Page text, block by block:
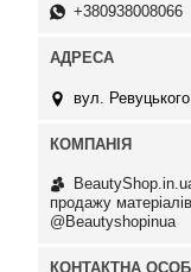
+380938008066
вул.
продажу
@Beautyshopinua